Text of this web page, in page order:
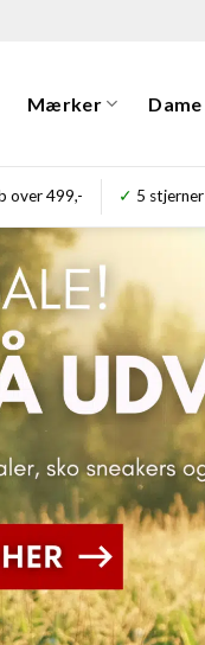
Mærker Dame
over 499,- ✓ 5